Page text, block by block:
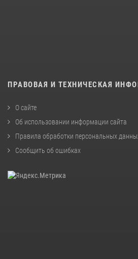
ПРАВОВАЯ И ТЕХНИЧЕСКАЯ
О сайте
Об использовании информации сайта
Правила обработки персональных
Сообщить об ошибках